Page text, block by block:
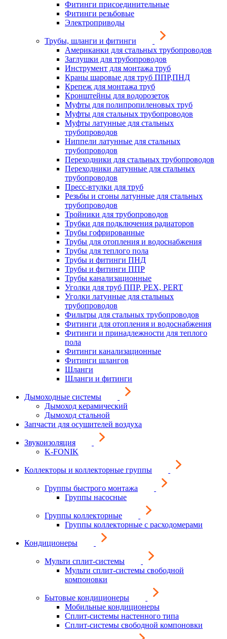
Фитинги присоединительные
Фитинги резьбовые
Электроприводы
Трубы, шланги и фитинги
Американки для стальных трубопроводов
Заглушки для трубопроводов
Инструмент для монтажа труб
Краны шаровые для труб ППР,ПНД
Крепеж для монтажа труб
Кронштейны для водорозеток
Муфты для полипропиленовых труб
Муфты для стальных трубопроводов
Муфты латунные для стальных
трубопроводов
Ниппели латунные для стальных
трубопроводов
Переходники для стальных трубопроводов
Переходники латунные для стальных
трубопроводов
Пресс-втулки для труб
Резьбы и сгоны латунные для стальных
трубопроводов
Тройники для трубопроводов
Трубки для подключения радиаторов
Трубы гофрированные
Трубы для отопления и водоснабжения
Трубы для теплого пола
Трубы и фитинги ПНД
Трубы и фитинги ППР
Трубы канализационные
Уголки для труб ППР, PEX, PERT
Уголки латунные для стальных
трубопроводов
Фильтры для стальных трубопроводов
Фитинги для отопления и водоснабжения
Фитинги и принадлежности для теплого
пола
Фитинги канализационные
Фитинги шлангов
Шланги
Шланги и фитинги
Дымоходные системы
Дымоход керамический
Дымоход стальной
Запчасти для осушителей воздуха
Звукоизоляция
K-FONIK
Коллекторы и коллекторные группы
Группы быстрого монтажа
Группы насосные
Группы коллекторные
Группы коллекторные с расходомерами
Кондиционеры
Мульти сплит-системы
Мульти сплит-системы свободной
компоновки
Бытовые кондиционеры
Мобильные кондиционеры
Сплит-системы настенного типа
Сплит-системы свободной компоновки